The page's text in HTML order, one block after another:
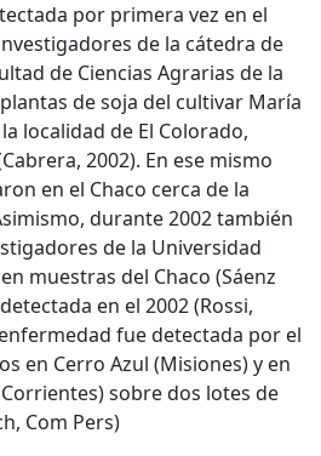
por primera vez en el
de la cátedra de
de Ciencias Agrarias de la
de soja del cultivar María
localidad de El Colorado,
2002). En ese mismo
en el Chaco cerca de la
durante 2002 también
de la Universidad
muestras del Chaco (Sáenz
en el 2002 (Rossi,
fue detectada por el
en Cerro Azul (Misiones) y en
sobre dos lotes de
Com Pers)